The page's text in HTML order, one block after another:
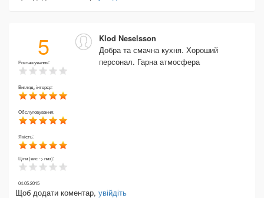
5
Розташування:
Вигляд, інтерєр:
Обслуговування:
Якість:
Ціни (вис -> низ):
Klod Neselsson
Добра та смачна кухня. Хороший
персонал. Гарна атмосфера
04.05.2015
Щоб додати коментар, увійдіть